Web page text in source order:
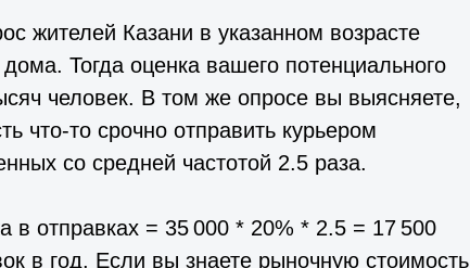
жителей Казани в указанном возрасте
Тогда оценка вашего потенциального
человек. В том же опросе вы выясняете,
что-то срочно отправить курьером
со средней частотой 2.5 раза.
в отправках = 35 000 * 20% * 2.5 = 17 500
в год. Если вы знаете рыночную стоимость